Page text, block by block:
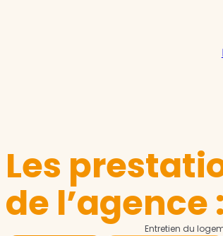
Les
de l’agence :
Entretien du